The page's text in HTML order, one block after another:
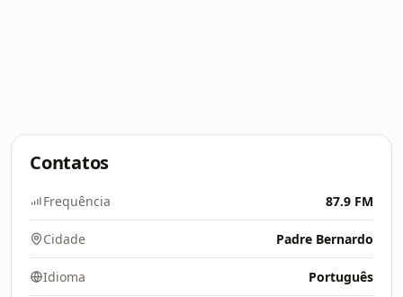
Contatos
Frequência 87.9 FM
Cidade Padre Bernardo
Idioma Português